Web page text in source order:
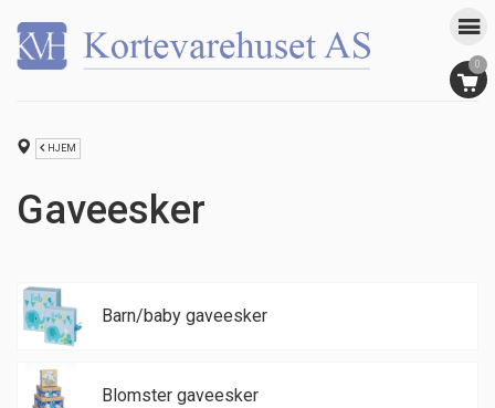
0
HJEM
Gaveesker
Barn/baby gaveesker
Blomster gaveesker